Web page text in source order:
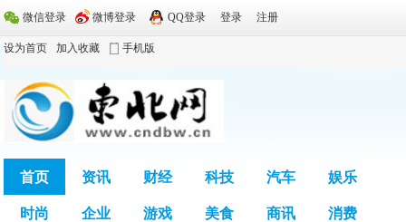
微信登录 微博登录 QQ登录 登录 注册
设为首页 加入收藏 手机版
首页 资讯 财经 科技 汽车 娱乐
时尚 企业 游戏 美食 商讯 消费